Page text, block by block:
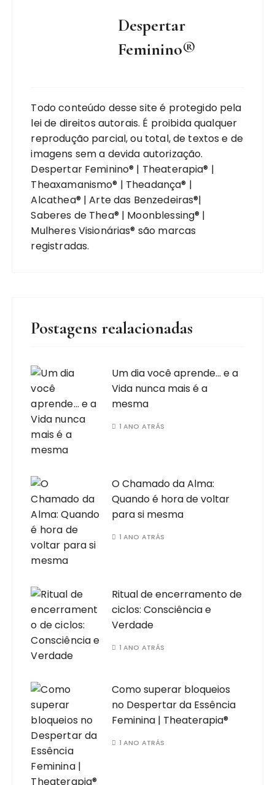
Despertar
Feminino®
Todo conteúdo desse site é protegido pela
lei de direitos autorais. É proibida qualquer
reprodução parcial, ou total, de textos e de
imagens sem a devida autorização.
Despertar Feminino® | Theaterapia® |
Theaxamanismo® | Theadança® |
Alcathea® | Arte das Benzedeiras®|
Saberes de Thea® | Moonblessing® |
Mulheres Visionárias® são marcas
registradas.
Postagens realacionadas
Um dia você aprende… e a
Vida nunca mais é a
mesma
1 ANO ATRÁS
O Chamado da Alma:
Quando é hora de voltar
para si mesma
1 ANO ATRÁS
Ritual de encerramento de
ciclos: Consciência e
Verdade
1 ANO ATRÁS
Como superar bloqueios
no Despertar da Essência
Feminina | Theaterapia®
1 ANO ATRÁS